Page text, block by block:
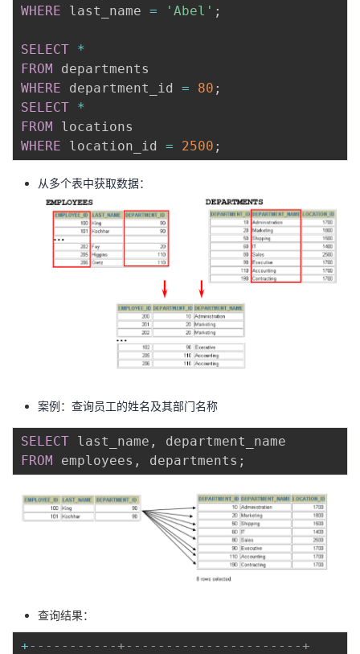
学
堂
我
的
我
持
我
的
技
我
的
WHERE last_name = 'Abel' ;
SELECT *
FROM
WHERE department_id = 80 ;
SELECT *
FROM
WHERE location_id = 2500 ;
从多个表中获取数据：
案例：查询员工的姓名及其部门名称
SELECT last_name ,
FROM employees , departments ;
查询结果：
+-----------+----------------------+